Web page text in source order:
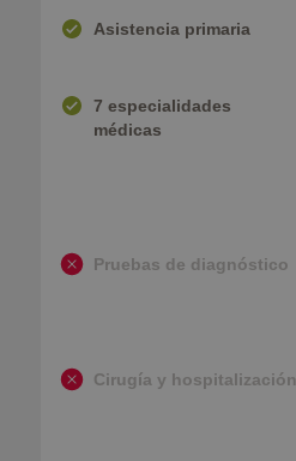
Asistencia primaria
7 especialidades
médicas
Pruebas de diagnóstico
Cirugía y hospitalización